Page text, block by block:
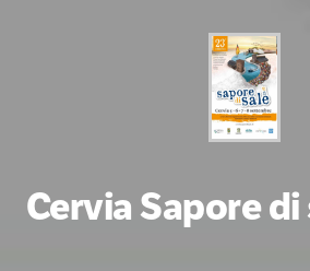
Cervia Sapore di